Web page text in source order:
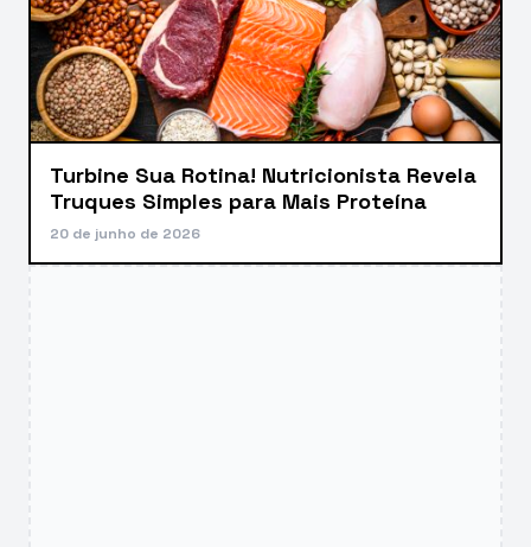
Turbine Sua Rotina! Nutricionista Revela
Truques Simples para Mais Proteína
20 de junho de 2026